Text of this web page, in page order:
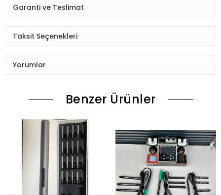
Garanti ve Teslimat
Taksit Seçenekleri
Yorumlar
Benzer Ürünler